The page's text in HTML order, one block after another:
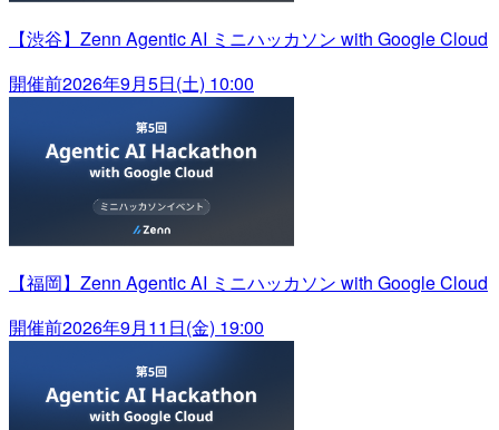
【渋谷】Zenn Agentic AI ミニハッカソン with Google Cloud
開催前2026年9月5日(土) 10:00
【福岡】Zenn Agentic AI ミニハッカソン with Google Cloud
開催前2026年9月11日(金) 19:00